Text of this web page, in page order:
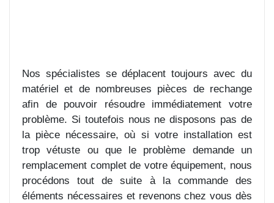
Nos spécialistes se déplacent toujours avec du
matériel et de nombreuses pièces de rechange
afin de pouvoir résoudre immédiatement votre
problème. Si toutefois nous ne disposons pas de
la pièce nécessaire, où si votre installation est
trop vétuste ou que le problème demande un
remplacement complet de votre équipement, nous
procédons tout de suite à la commande des
éléments nécessaires et revenons chez vous dès